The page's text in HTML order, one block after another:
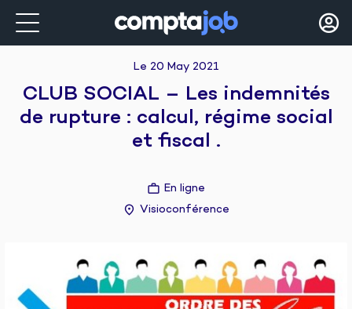
Le 20 May 2021
CLUB SOCIAL – Les indemnités
de rupture : calcul, régime social
et fiscal .
En ligne
Visioconférence